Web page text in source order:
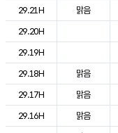
29.21H
맑음
29.20H
29.19H
29.18H
맑음
29.17H
맑음
29.16H
맑음